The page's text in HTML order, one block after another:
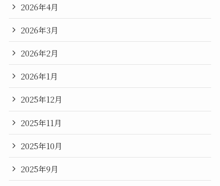
2026年4月
2026年3月
2026年2月
2026年1月
2025年12月
2025年11月
2025年10月
2025年9月